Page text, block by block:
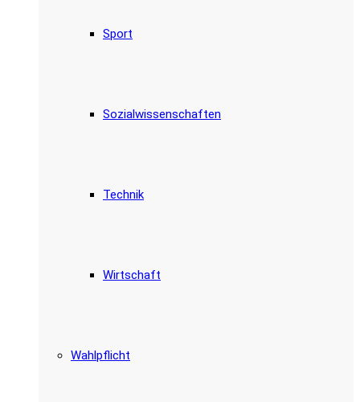
Sport
Sozialwissenschaften
Technik
Wirtschaft
Wahlpflicht